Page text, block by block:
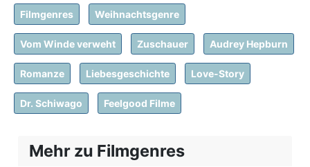
Filmgenres Weihnachtsgenre
Vom Winde verweht Zuschauer Audrey Hepburn
Romanze Liebesgeschichte Love-Story
Dr. Schiwago Feelgood Filme
Mehr zu Filmgenres